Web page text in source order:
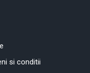
si conditii